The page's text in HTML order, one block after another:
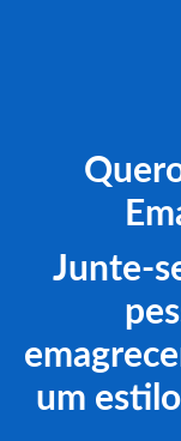
Junte-
um